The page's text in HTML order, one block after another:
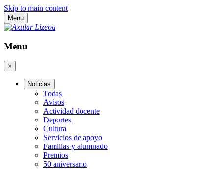
Skip to main content
Menu
Menu
×
Noticias
Todas
Avisos
Actividad docente
Deportes
Cultura
Servicios de apoyo
Familias y alumnado
Premios
50 aniversario